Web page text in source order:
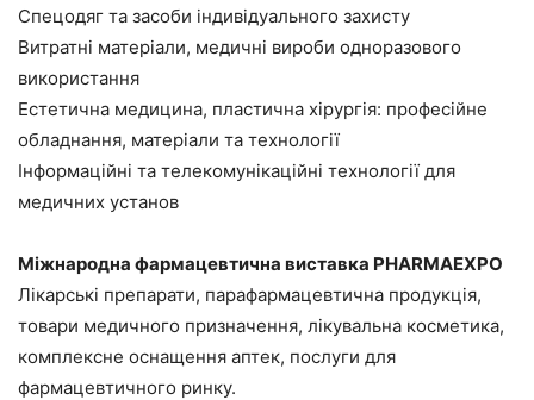
Спецодяг та засоби індивідуального захисту
Витратні матеріали, медичні вироби одноразового
використання
Естетична медицина, пластична хірургія: професійне
обладнання, матеріали та технології
Інформаційні та телекомунікаційні технології для
медичних установ
Міжнародна фармацевтична виставка PHARMAEXPO
Лікарські препарати, парафармацевтична продукція,
товари медичного призначення, лікувальна косметика,
комплексне оснащення аптек, послуги для
фармацевтичного ринку.